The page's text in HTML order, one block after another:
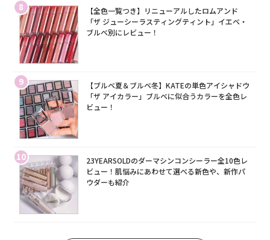
8
【全色一覧つき】リニューアルしたロムアンド
「ザ ジューシーラスティングティント」イエベ・
ブルベ別にレビュー！
9
【ブルベ夏＆ブルベ冬】KATEの単色アイシャドウ
「ザ アイカラー」ブルベに似合うカラーを全色レ
ビュー！
10
23YEARSOLDのダーマシンコンシーラー全10色レ
ビュー！肌悩みにあわせて選べる新色や、新作パ
ウダーも紹介